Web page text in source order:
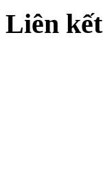
Liên kết